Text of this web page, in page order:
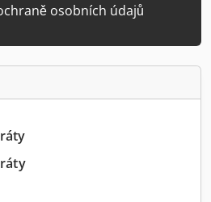
osobních údajů